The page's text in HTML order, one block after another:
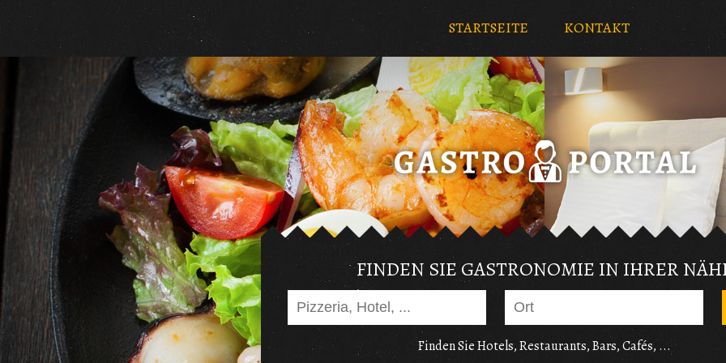
STARTSEITE KONTAKT
FINDEN SIE GASTRONOMIE IN IHRER
Finden Sie Hotels, Restaurants, Bars, Cafés, ...